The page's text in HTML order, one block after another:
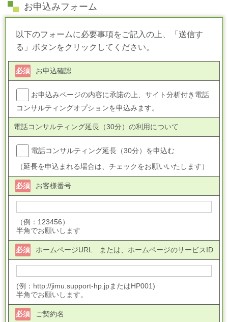
お申込みフォーム
以下のフォームに必要事項をご記入の上、「送信す
る」ボタンをクリックしてください。
お申込確認
必須
お申込みページの内容に承諾の上、サイト分析付き電話
コンサルティングオプションを申込みます。
電話コンサルティング延長（30分）の利用について
電話コンサルティング延長（30分）を申込む
（延長を申込まれる場合は、チェックをお願いいたします）
お客様番号
必須
（例：123456）
半角でお願いします
ホームページURL または、ホームページのサービスID
必須
(例：http://jimu.support-hp.jpまたはHP001)
半角でお願いします。
ご契約名
必須